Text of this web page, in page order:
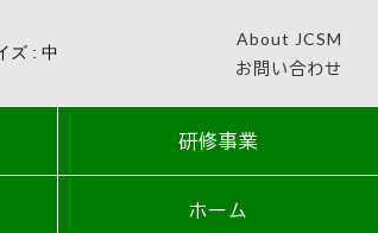
About JCSM
お問い合わせ
研修事業
ホーム